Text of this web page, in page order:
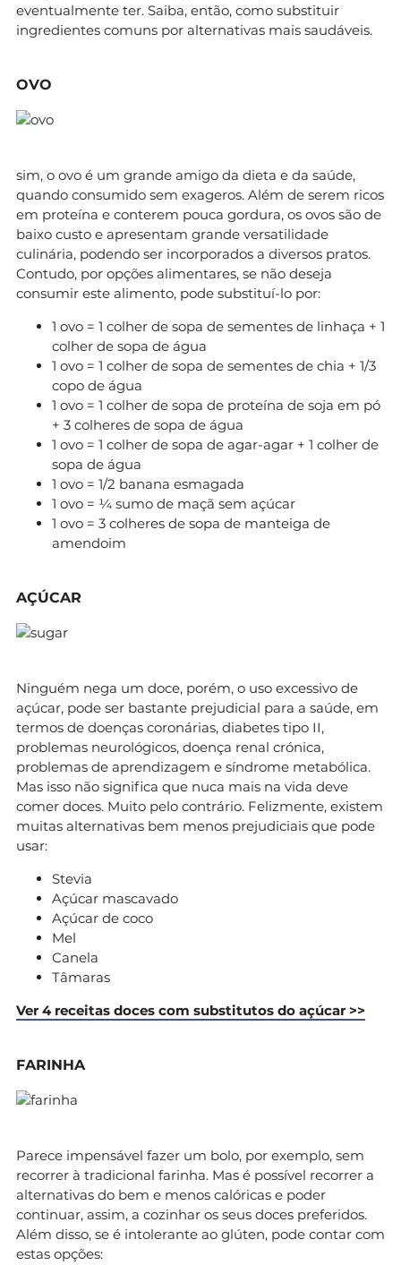
eventualmente ter. Saiba, então, como substituir
ingredientes comuns por alternativas mais saudáveis.
OVO
sim, o ovo é um grande amigo da dieta e da saúde,
quando consumido sem exageros. Além de serem ricos
em proteína e conterem pouca gordura, os ovos são de
baixo custo e apresentam grande versatilidade
culinária, podendo ser incorporados a diversos pratos.
Contudo, por opções alimentares, se não deseja
consumir este alimento, pode substituí-lo por:
1 ovo = 1 colher de sopa de sementes de linhaça + 1
colher de sopa de água
1 ovo = 1 colher de sopa de sementes de chia + 1/3
copo de água
1 ovo = 1 colher de sopa de proteína de soja em pó
+ 3 colheres de sopa de água
1 ovo = 1 colher de sopa de agar-agar + 1 colher de
sopa de água
1 ovo = 1/2 banana esmagada
1 ovo = ¼ sumo de maçã sem açúcar
1 ovo = 3 colheres de sopa de manteiga de
amendoim
AÇÚCAR
Ninguém nega um doce, porém, o uso excessivo de
açúcar, pode ser bastante prejudicial para a saúde, em
termos de doenças coronárias, diabetes tipo II,
problemas neurológicos, doença renal crónica,
problemas de aprendizagem e síndrome metabólica.
Mas isso não significa que nuca mais na vida deve
comer doces. Muito pelo contrário. Felizmente, existem
muitas alternativas bem menos prejudiciais que pode
usar:
Stevia
Açúcar mascavado
Açúcar de coco
Mel
Canela
Tâmaras
Ver 4 receitas doces com substitutos do açúcar >>
FARINHA
Parece impensável fazer um bolo, por exemplo, sem
recorrer à tradicional farinha. Mas é possível recorrer a
alternativas do bem e menos calóricas e poder
continuar, assim, a cozinhar os seus doces preferidos.
Além disso, se é intolerante ao glúten, pode contar com
estas opções: